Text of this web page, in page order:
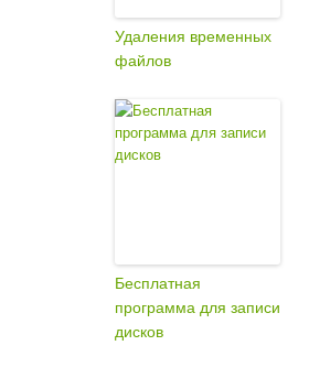
Удаления временных
файлов
Бесплатная
программа для записи
дисков